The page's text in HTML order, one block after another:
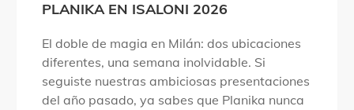
PLANIKA EN ISALONI 2026
El doble de magia en Milán: dos ubicaciones
diferentes, una semana inolvidable. Si
seguiste nuestras ambiciosas presentaciones
del año pasado, ya sabes que Planika nunca